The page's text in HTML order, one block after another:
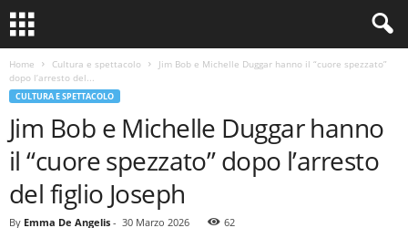
Home Cultura e spettacolo
Jim Bob e Michelle Duggar hanno il “cuore spezzato”
dopo l’arresto del...
CULTURA E SPETTACOLO
Jim Bob e Michelle Duggar hanno
il “cuore spezzato” dopo l’arresto
del figlio Joseph
By Emma De Angelis - 30 Marzo 2026 62